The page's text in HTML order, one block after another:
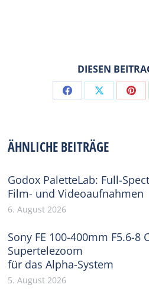
DIESEN
Share Share
ÄHNLICHE BEITRÄGE
Godox PaletteLab: Full-
Film- und Videoaufnahmen
6. August 2026
Sony FE 100-400mm F5.6-8
Supertelezoom
für das Alpha-System
5. August 2026